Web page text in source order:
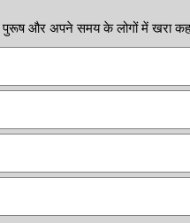
पुरूष और अपने समय के लोगों में खरा